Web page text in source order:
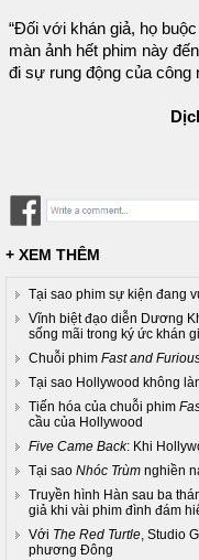
“Đối với khán giả, họ
màn ảnh hết phim này
đi sự rung động của công
+ XEM THÊM
Tại sao phim sự kiện đang
Vĩnh biệt đạo diễn Dương
sống mãi trong ký ức khán
Chuỗi phim Fast and
Tại sao Hollywood không
Tiến hóa của chuỗi phim
cầu của Hollywood
Five Came Back: Khi
Tại sao Nhóc Trùm nghiền
Truyền hình Hàn sau ba
giả khi vài phim đình đám
Với The Red Turtle, Studio
phương Đông